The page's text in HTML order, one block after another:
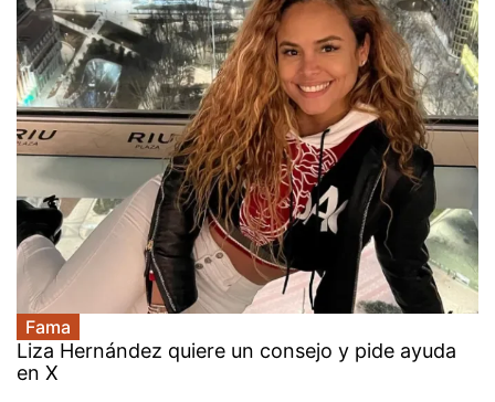
Fama
Liza Hernández quiere un consejo y pide ayuda
en X